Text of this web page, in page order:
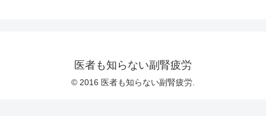
医者も知らない副腎疲労
© 2016 医者も知らない副腎疲労.